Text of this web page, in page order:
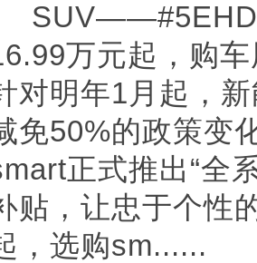
SUV——#5EHD
万元起，购
对明年1月起，
免50%的政策变
正式推出“全
贴，让忠于个性
，选购sm......